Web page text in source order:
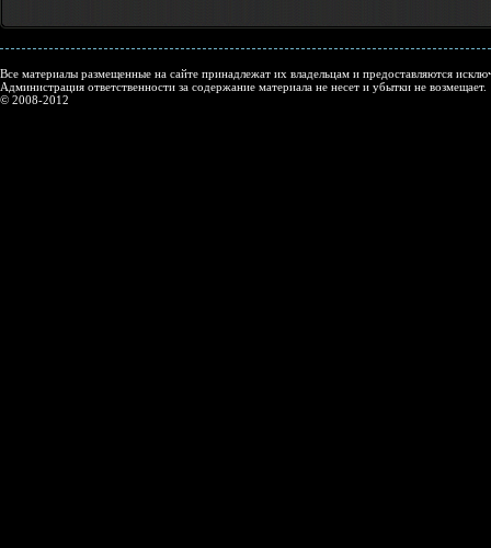
Все материалы размещенные на сайте принадлежат их владельцам и предоставляются
Администрация ответственности за содержание материала не несет и убытки не возмещает.
© 2008-2012